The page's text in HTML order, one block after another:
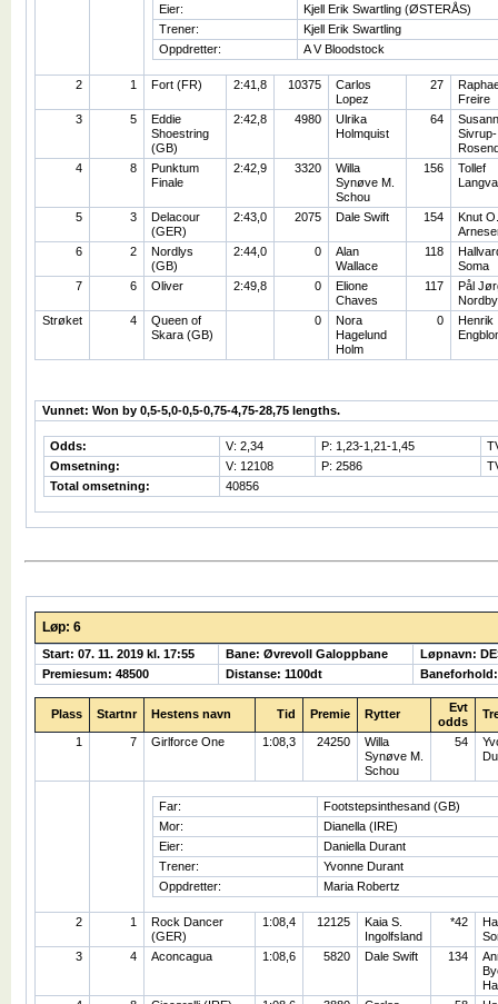
Eier:
Kjell Erik Swartling (ØSTERÅS)
Trener:
Kjell Erik Swartling
Oppdretter:
A V Bloodstock
2 1 Fort (FR) 2:41,8 10375
Carlos
Lopez
27
Freire
3
5
Eddie
Shoestring
(GB)
2:42,8 4980
Ulrika
Holmquist
64
Sivrup-
4
8
Punktum
Finale
2:42,9 3320
Willa
Synøve M.
Schou
156
Tollef
5 3
Delacour
(GER)
2:43,0 2075 Dale Swift 154
Knut O.
6
2
Nordlys
(GB)
2:44,0 0
Alan
Wallace
118
Soma
7
6 Oliver 2:49,8 0
Elione
Chaves
117
Pål
Strøket
4
Queen of
Skara (GB)
0
Nora
Hagelund
Holm
0
Henrik
Vunnet: Won by 0,5-5,0-0,5-0,75-4,75-28,75 lengths.
Odds: V: 2,34 P: 1,23-1,21-1,45
Omsetning:
V: 12108 P: 2586
Total omsetning:
40856
Løp: 6
Start: 07. 11. 2019 kl. 17:55 Bane: Øvrevoll Galoppbane
Løpnavn:
Premiesum: 48500
Distanse: 1100dt
Plass Startnr Hestens navn Tid Premie Rytter
Evt
odds
1 7 Girlforce One 1:08,3 24250
Willa
Synøve M.
Schou
54
Far:
Footstepsinthesand (GB)
Mor:
Dianella (IRE)
Eier:
Daniella Durant
Trener:
Yvonne Durant
Oppdretter:
Maria Robertz
2 1
Rock Dancer
(GER)
1:08,4 12125
Kaia S.
Ingolfsland
*42
3
4 Aconcagua 1:08,6 5820 Dale Swift 134